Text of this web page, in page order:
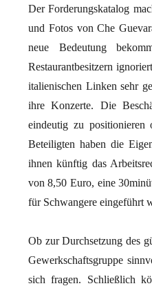
Der Forderungskatalog
und Fotos von Che
neue Bedeutung
Restaurantbesitzern
italienischen Linken sehr
ihre Konzerte. Die
eindeutig zu positionieren
Beteiligten haben die
ihnen künftig das
von 8,50 Euro, eine
für Schwangere eingeführt
Ob zur Durchsetzung des
Gewerkschaftsgruppe
sich fragen. Schließlich